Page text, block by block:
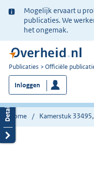
Ter
informatie:
Mogelijk ervaart u
publicaties. We
het ongemak.
U
bent
nu
hier:
Publicaties Officiële
Inloggen
Home Kamerstuk